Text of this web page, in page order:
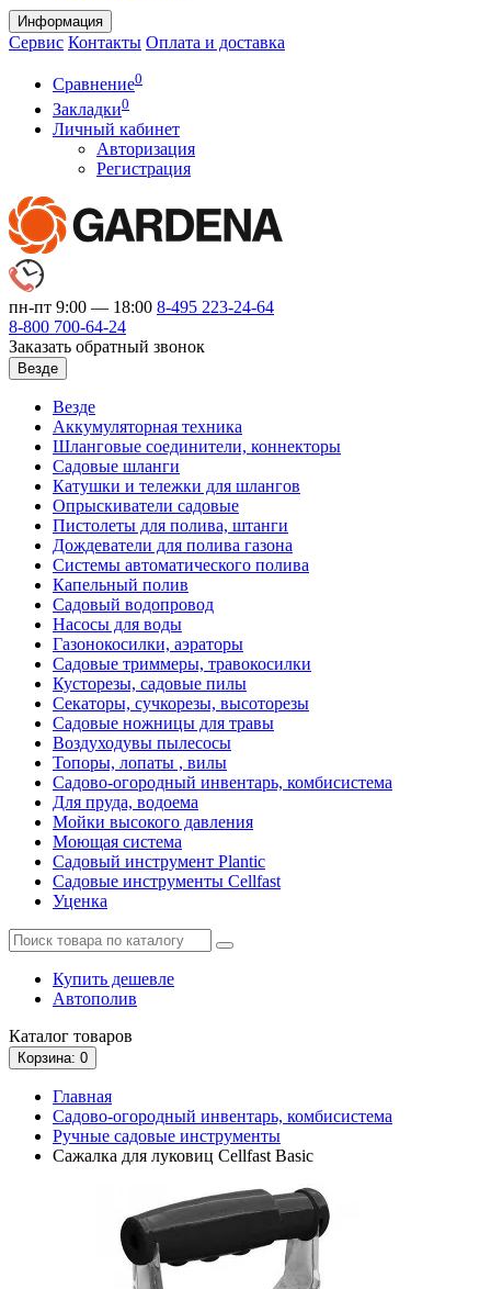
Информация
Сервис Контакты Оплата и доставка
Сравнение0
Закладки0
Личный кабинет
Авторизация
Регистрация
пн-пт 9:00 — 18:00 8-495 223-24-64
8-800 700-64-24
Заказать обратный звонок
Везде
Везде
Аккумуляторная техника
Шланговые соединители, коннекторы
Садовые шланги
Катушки и тележки для шлангов
Опрыскиватели садовые
Пистолеты для полива, штанги
Дождеватели для полива газона
Системы автоматического полива
Капельный полив
Садовый водопровод
Насосы для воды
Газонокосилки, аэраторы
Садовые триммеры, травокосилки
Кусторезы, садовые пилы
Секаторы, сучкорезы, высоторезы
Садовые ножницы для травы
Воздуходувы пылесосы
Топоры, лопаты , вилы
Садово-огородный инвентарь, комбисистема
Для пруда, водоема
Мойки высокого давления
Моющая система
Садовый инструмент Plantic
Садовые инструменты Cellfast
Уценка
Купить дешевле
Автополив
Каталог товаров
Корзина: 0
Главная
Садово-огородный инвентарь, комбисистема
Ручные садовые инструменты
Сажалка для луковиц Cellfast Basic